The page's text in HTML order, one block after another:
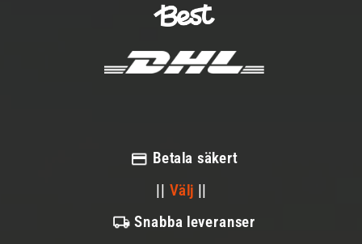
Betala säkert
|| Välj ||
Snabba leveranser